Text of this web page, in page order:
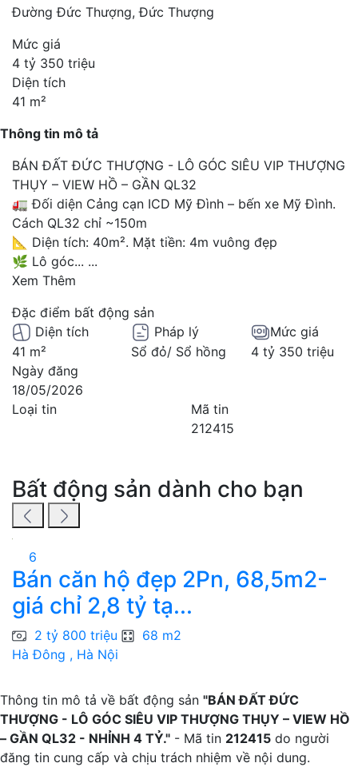
Đường Đức Thượng, Đức Thượng
Mức giá
4 tỷ 350 triệu
Diện tích
41 m²
Thông tin mô tả
BÁN ĐẤT ĐỨC THƯỢNG - LÔ GÓC SIÊU VIP THƯỢNG
THỤY – VIEW HỒ – GẦN QL32
🚛 Đối diện Cảng cạn ICD Mỹ Đình – bến xe Mỹ Đình.
Cách QL32 chỉ ~150m
📐 Diện tích: 40m². Mặt tiền: 4m vuông đẹp
🌿 Lô góc... ...
Xem Thêm
Đặc điểm bất động sản
Diện tích
41 m²
Pháp lý
Sổ đỏ/ Sổ hồng
Mức giá
4 tỷ 350 triệu
Ngày đăng
18/05/2026
Loại tin
Mã tin
212415
Bất động sản dành cho bạn
6
Bán căn hộ đẹp 2Pn, 68,5m2-
giá chỉ 2,8 tỷ tạ...
2 tỷ 800 triệu
68 m2
Hà Đông , Hà Nội
Thông tin mô tả về bất động sản "BÁN ĐẤT ĐỨC
THƯỢNG - LÔ GÓC SIÊU VIP THƯỢNG THỤY – VIEW HỒ
– GẦN QL32 - NHỈNH 4 TỶ." - Mã tin 212415 do người
đăng tin cung cấp và chịu trách nhiệm về nội dung.